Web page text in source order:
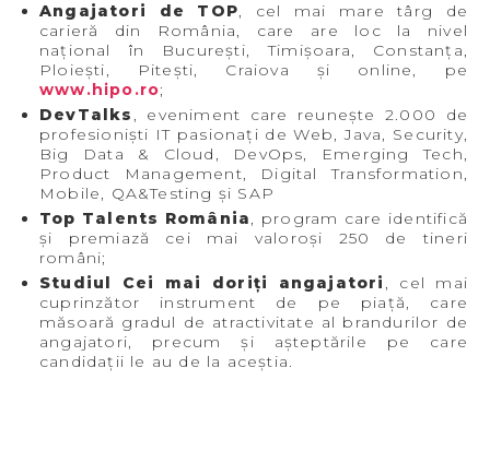
Angajatori de TOP, cel mai mare târg de
carieră din România, care are loc la nivel
național în București, Timișoara, Constanța,
Ploiești, Pitești, Craiova și online, pe
www.hipo.ro;
DevTalks , eveniment care reunește 2.000 de
profesioniști IT pasionați de Web, Java, Security,
Big Data & Cloud, DevOps, Emerging Tech,
Product Management, Digital Transformation,
Mobile, QA&Testing și SAP
Top Talents România, program care identifică
și premiază cei mai valoroși 250 de tineri
români;
Studiul Cei mai doriți angajatori , cel mai
cuprinzător instrument de pe piață, care
măsoară gradul de atractivitate al brandurilor de
angajatori, precum și așteptările pe care
candidații le au de la aceștia.